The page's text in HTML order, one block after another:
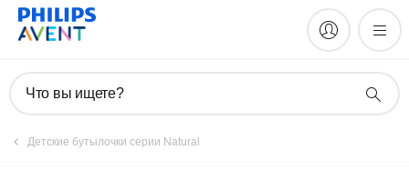
Что вы ищете?
Детские бутылочки серии Natural